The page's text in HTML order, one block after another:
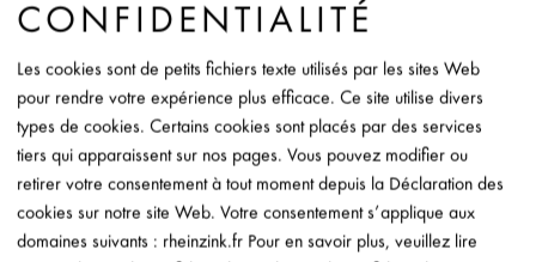
Fiche de donées
Contact
CONFIDENTIALITÉ
Les cookies sont de petits fichiers texte utilisés par les sites Web
pour rendre votre expérience plus efficace. Ce site utilise divers
types de cookies. Certains cookies sont placés par des services
tiers qui apparaissent sur nos pages. Vous pouvez modifier ou
retirer votre consentement à tout moment depuis la Déclaration des
cookies sur notre site Web. Votre consentement s’applique aux
domaines suivants : rheinzink.fr Pour en savoir plus, veuillez lire